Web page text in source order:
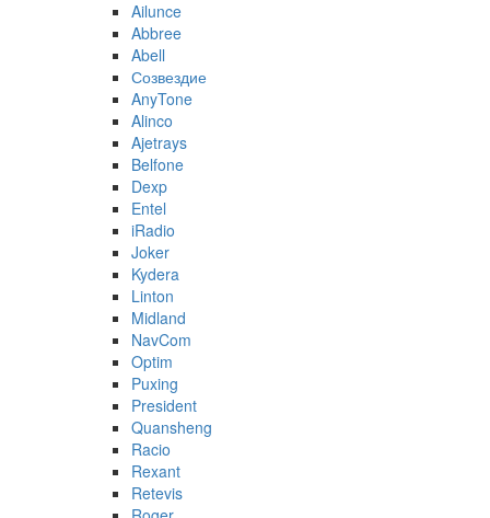
Ailunce
Abbree
Abell
Созвездие
AnyTone
Alinco
Ajetrays
Belfone
Dexp
Entel
iRadio
Joker
Kydera
Linton
Midland
NavCom
Optim
Puxing
President
Quansheng
Racio
Rexant
Retevis